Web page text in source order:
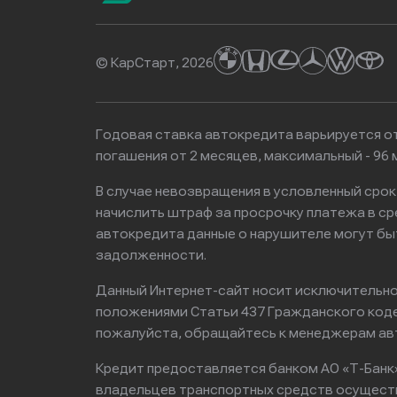
© КарСтарт, 2026
Годовая ставка автокредита варьируется
погашения от 2 месяцев, максимальный -
В случае невозвращения в условленный
начислить штраф за просрочку платежа в
автокредита данные о нарушителе могут
задолженности.
Данный Интернет-сайт носит
положениями Статьи 437 Гражданского
пожалуйста, обращайтесь к менеджерам
Кредит предоставляется банком АО «Т-
владельцев транспортных средств